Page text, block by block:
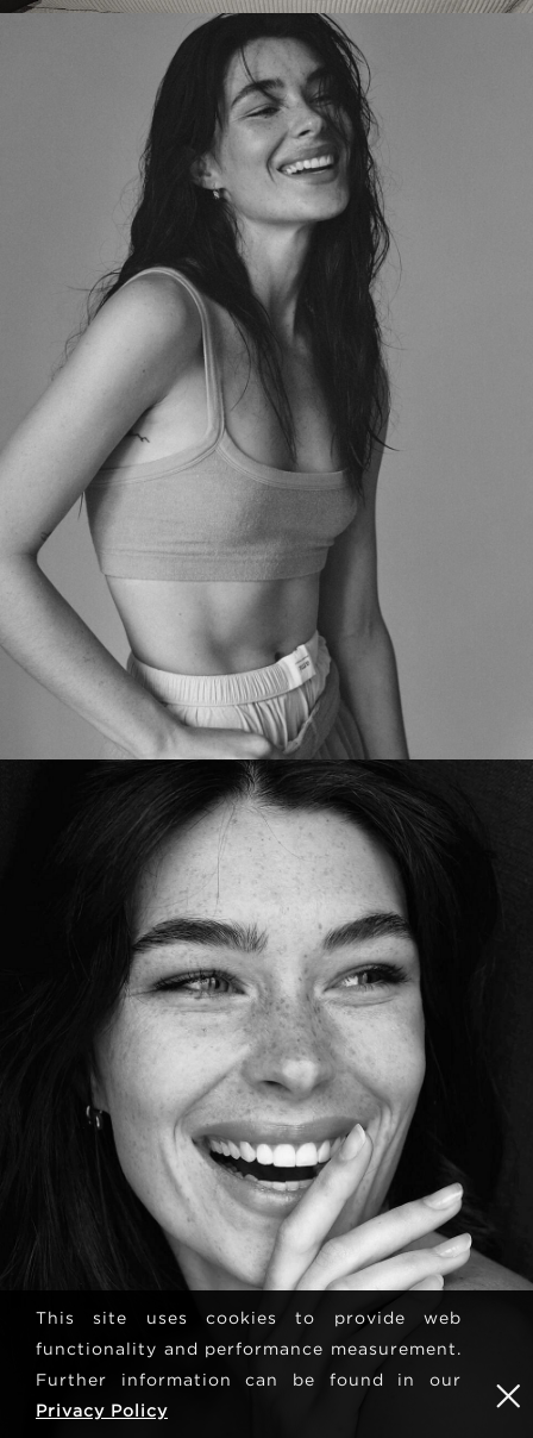
This site uses cookies to provide web
functionality and performance measurement.
Further information can be found in our
Privacy Policy